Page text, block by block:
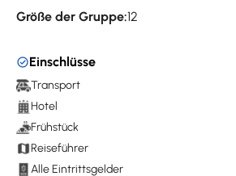
Größe der Gruppe:12
Einschlüsse
Transport
Hotel
Frühstück
Reiseführer
Alle Eintrittsgelder